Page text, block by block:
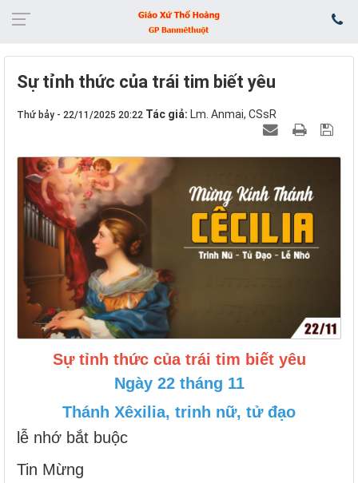
Sự tỉnh thức của trái tim biết yêu
Thứ bảy - 22/11/2025 20:22 Tác giả: Lm. Anmai, CSsR
Sự tỉnh thức của trái tim biết yêu
Ngày 22 tháng 11
Thánh Xêxilia, trinh nữ, tử đạo
lễ nhớ bắt buộc
Tin Mừng